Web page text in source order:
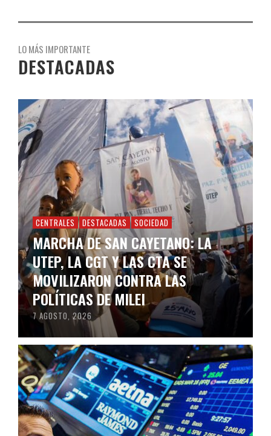
LO MÁS IMPORTANTE
DESTACADAS
CENTRALES DESTACADAS SOCIEDAD
MARCHA DE SAN CAYETANO: LA
UTEP, LA CGT Y LAS CTA SE
MOVILIZARON CONTRA LAS
POLÍTICAS DE MILEI
7 AGOSTO, 2026